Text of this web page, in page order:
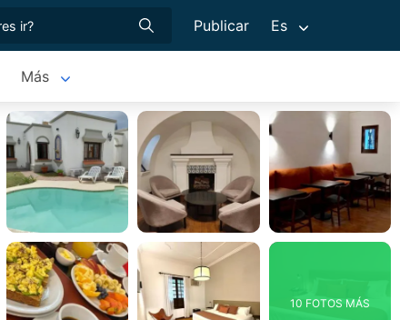
Publicar Es
Más
10 FOTOS MÁS